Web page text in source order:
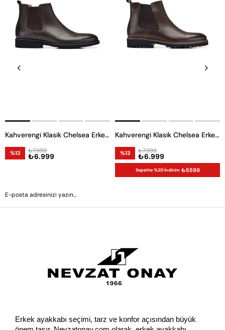
Kahverengi Klasik Chelsea Erkek Bot
%13 ₺6.999
₺7.999
Kahverengi Klasik Chelsea Erkek Bot
%13 ₺6.999
₺7.999
Sepette %20 İndirim ₺5599
Erkek ayakkabı seçimi, tarz ve konfor açısından büyük